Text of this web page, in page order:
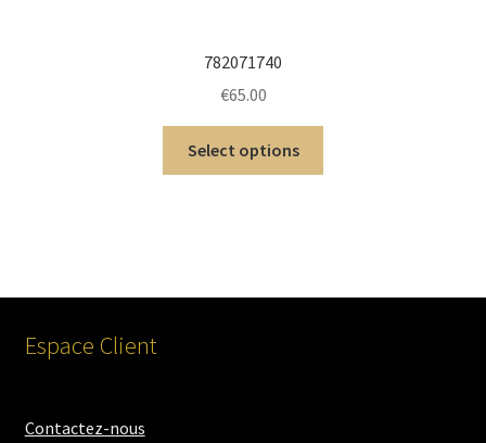
782071740
€65.00
Select options
Espace Client
Contactez-nous